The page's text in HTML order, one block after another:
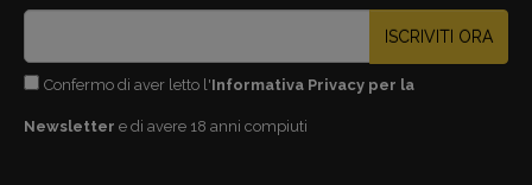
ISCRIVITI ORA
Confermo di aver letto l'Informativa Privacy per la
Newsletter e di avere 18 anni compiuti